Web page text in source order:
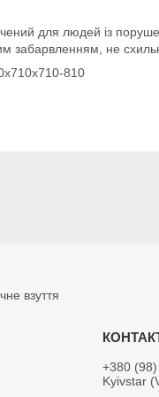
для людей із
забарвленням, не
810
взуття
+380
Kyivstar